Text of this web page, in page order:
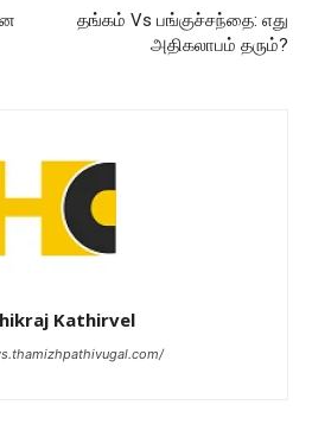
தங்கம் Vs பங்குச்சந்தை: எது
அதிகலாபம் தரும்?
Kathirvel